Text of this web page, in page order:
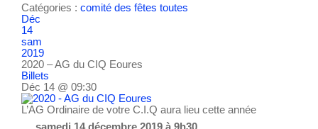
Catégories : comité des fêtes toutes
Déc
14
sam
2019
2020 – AG du CIQ Eoures
Billets
Déc 14 @ 09:30
L’AG Ordinaire de votre C.I.Q aura lieu cette année
samedi 14 décembre 2019 à 9h30